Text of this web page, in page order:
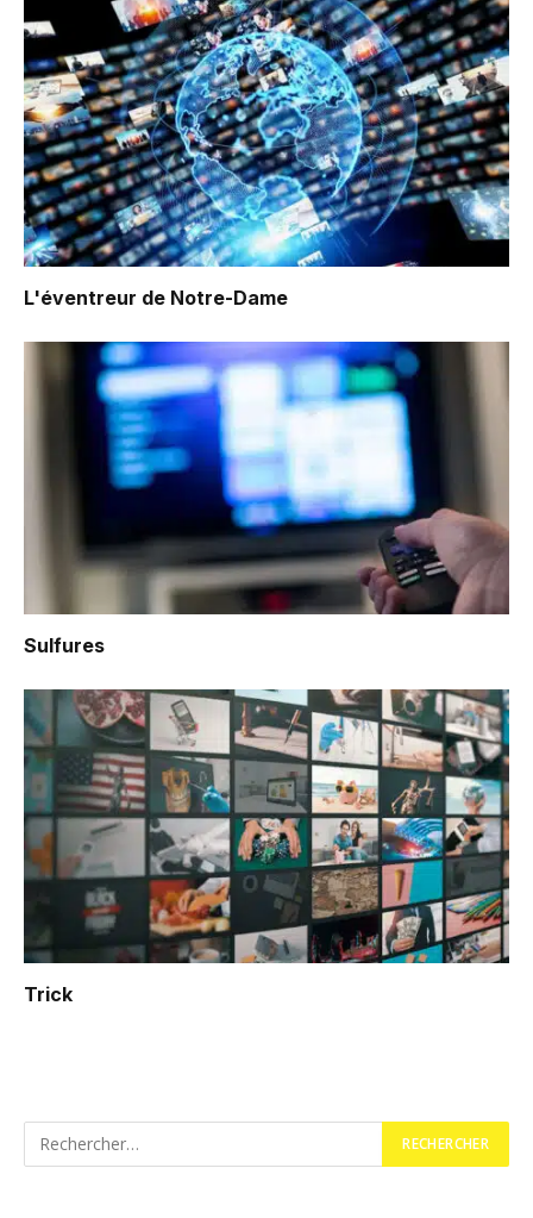
L'éventreur de Notre-Dame
Sulfures
Trick